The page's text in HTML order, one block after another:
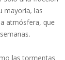
mayoría, las
atmósfera, que
las tormentas